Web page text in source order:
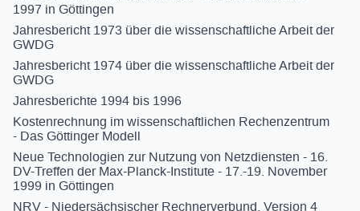
1997 in Göttingen
Jahresbericht 1973 über die wissenschaftliche Arbeit der
GWDG
Jahresbericht 1974 über die wissenschaftliche Arbeit der
GWDG
Jahresberichte 1994 bis 1996
Kostenrechnung im wissenschaftlichen Rechenzentrum
- Das Göttinger Modell
Neue Technologien zur Nutzung von Netzdiensten - 16.
DV-Treffen der Max-Planck-Institute - 17.-19. November
1999 in Göttingen
NRV - Niedersächsischer Rechnerverbund. Version 4